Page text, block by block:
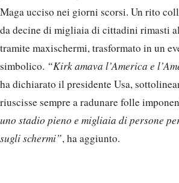
Maga ucciso nei giorni scorsi. Un rito
da decine di migliaia di cittadini rimasti
tramite maxischermi, trasformato in un
simbolico. “Kirk amava l’America e
ha dichiarato il presidente Usa,
riuscisse sempre a radunare folle
uno stadio pieno e migliaia di persone
sugli schermi”, ha aggiunto.